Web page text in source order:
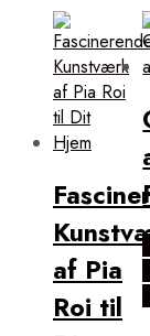
af Pia
Roi til